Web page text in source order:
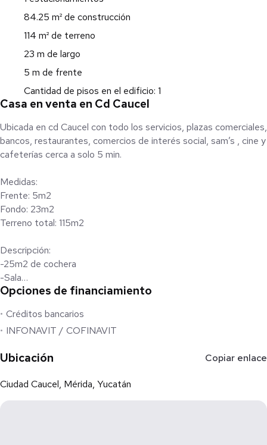
84.25 m² de construcción
114 m² de terreno
23 m de largo
5 m de frente
Cantidad de pisos en el edificio: 1
Casa en venta en Cd Caucel
Ubicada en cd Caucel con todo los servicios, plazas comerciales,
bancos, restaurantes, comercios de interés social, sam’s , cine y
cafeterías cerca a solo 5 min.
Medidas:
Frente: 5m2
Fondo: 23m2
Terreno total: 115m2
Descripción:
-25m2 de cochera
-Sala
-Comedor
-Baño
-1 habitación
tradicional
Adicionales:
Opciones de financiamiento
Créditos bancarios
INFONAVIT / COFINAVIT
Ubicación Copiar enlace
Ciudad Caucel, Mérida, Yucatán